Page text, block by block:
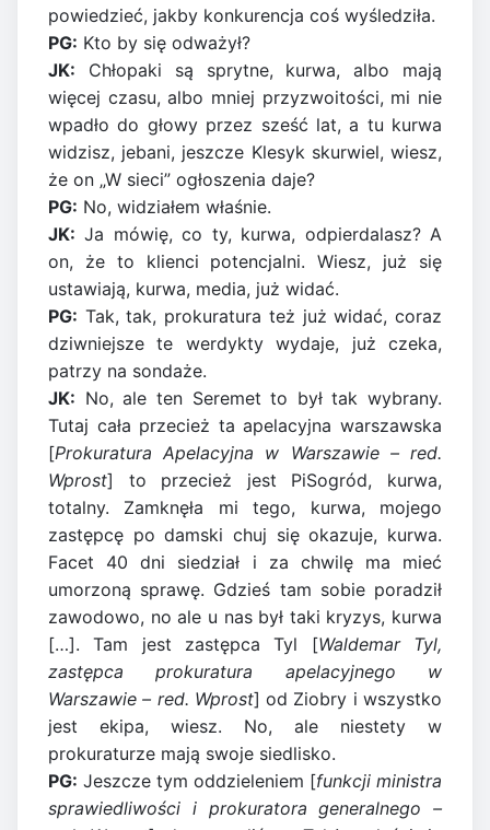
powiedzieć, jakby konkurencja coś wyśledziła.
PG: Kto by się odważył?
JK: Chłopaki są sprytne, kurwa, albo mają
więcej czasu, albo mniej przyzwoitości, mi nie
wpadło do głowy przez sześć lat, a tu kurwa
widzisz, jebani, jeszcze Klesyk skurwiel, wiesz,
że on „W sieci” ogłoszenia daje?
PG: No, widziałem właśnie.
JK: Ja mówię, co ty, kurwa, odpierdalasz? A
on, że to klienci potencjalni. Wiesz, już się
ustawiają, kurwa, media, już widać.
PG: Tak, tak, prokuratura też już widać, coraz
dziwniejsze te werdykty wydaje, już czeka,
patrzy na sondaże.
JK: No, ale ten Seremet to był tak wybrany.
Tutaj cała przecież ta apelacyjna warszawska
[Prokuratura Apelacyjna w Warszawie – red.
Wprost] to przecież jest PiSogród, kurwa,
totalny. Zamknęła mi tego, kurwa, mojego
zastępcę po damski chuj się okazuje, kurwa.
Facet 40 dni siedział i za chwilę ma mieć
umorzoną sprawę. Gdzieś tam sobie poradził
zawodowo, no ale u nas był taki kryzys, kurwa
[…]. Tam jest zastępca Tyl [Waldemar Tyl,
zastępca prokuratura apelacyjnego w
Warszawie – red. Wprost] od Ziobry i wszystko
jest ekipa, wiesz. No, ale niestety w
prokuraturze mają swoje siedlisko.
PG: Jeszcze tym oddzieleniem [funkcji ministra
sprawiedliwości i prokuratora generalnego –